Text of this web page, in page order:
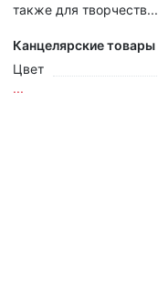
также для творчеств...
Канцелярские товары
Цвет
...